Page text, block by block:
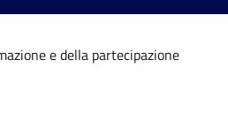
e della partecipazione